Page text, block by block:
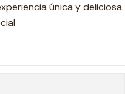
única y deliciosa.